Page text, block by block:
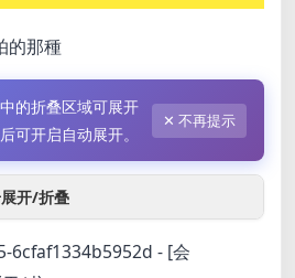
的那種
的折叠区域可展开
可开启自动展开。
✕ 不再提示
开/折叠